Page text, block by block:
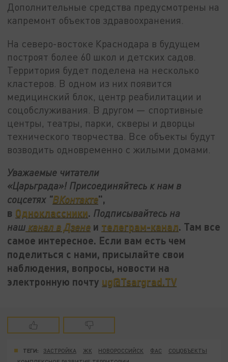
Дополнительные средства предусмотрены на
капремонт объектов здравоохранения.
На северо-востоке Краснодара в будущем
построят более 60 школ и детских садов.
Территория будет поделена на несколько
кластеров. В одном из них появится
медицинский блок, центр реабилитации и
соцобслуживания. В другом — спортивные
центры, театры, парки, скверы и дворцы
технического творчества. Все объекты будут
возводить одновременно с жилыми домами.
Уважаемые читатели
«Царьграда»! Присоединяйтесь к нам в
соцсетях "ВКонтакте",
в Одноклассники. Подписывайтесь на
наш канал в Дзене и телеграм-канал. Там все
самое интересное. Если вам есть чем
поделиться с нами, присылайте свои
наблюдения, вопросы, новости на
электронную почту ug@Tsargrad.TV
ТЕГИ: ЗАСТРОЙКА ЖК НОВОРОССИЙСК ФАС
СОЦОБЪЕКТЫ